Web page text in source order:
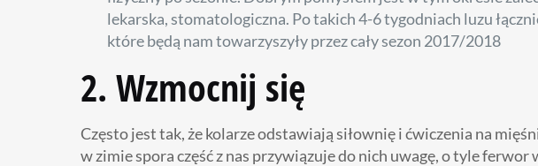
lekarska, stomatologiczna. Po takich 4-6 tygodniach luzu
które będą nam towarzyszyły przez cały sezon 2017/2018
2. Wzmocnij się
Często jest tak, że kolarze odstawiają siłownię i ćwiczenia na
w zimie spora część z nas przywiązuje do nich uwagę, o tyle